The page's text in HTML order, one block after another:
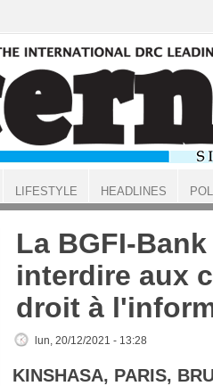
La BGFI-
interdire aux
droit à
lun, 20/12/2021 - 13:28
KINSHASA, PARIS,
LIFESTYLE HEADLINES